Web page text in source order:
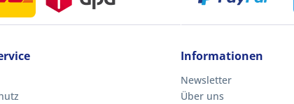
Informationen
Newsletter
Über uns